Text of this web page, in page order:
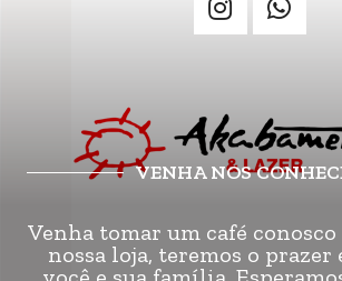
VENHA NOS
Venha tomar um café conosco
nossa loja, teremos o prazer